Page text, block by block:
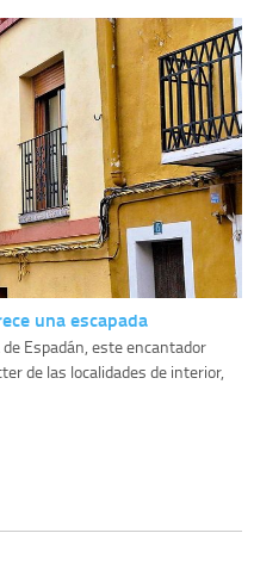
una escapada
Espadán, este encantador
de las localidades de interior,